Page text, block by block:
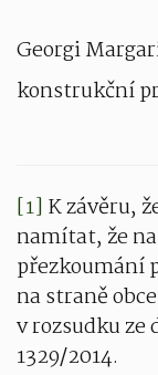
Georgi
konstrukční
[1] K závěru,
namítat, že
přezkoumání
na straně
v rozsudku ze
1329/2014.